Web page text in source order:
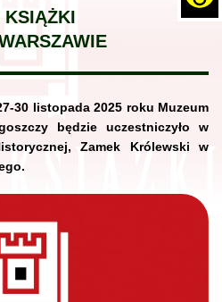
KSIĄŻKI
30 listopada 2025 roku Muzeum
będzie uczestniczyło w
Zamek Królewski w